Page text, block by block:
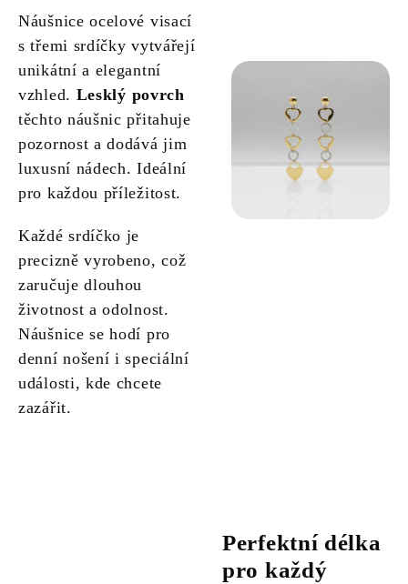
Náušnice ocelové visací
s třemi srdíčky vytvářejí
unikátní a elegantní
vzhled. Lesklý povrch
těchto náušnic přitahuje
pozornost a dodává jim
luxusní nádech. Ideální
pro každou příležitost.
Každé srdíčko je
precizně vyrobeno, což
zaručuje dlouhou
životnost a odolnost.
Náušnice se hodí pro
denní nošení i speciální
události, kde chcete
zazářit.
Perfektní délka
pro každý